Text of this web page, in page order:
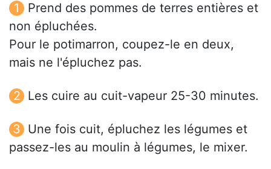
Prend des pommes de terres entières et
non épluchées.
Pour le potimarron, coupez-le en deux,
mais ne l'épluchez pas.
Les cuire au cuit-vapeur 25-30 minutes.
Une fois cuit, épluchez les légumes et
passez-les au moulin à légumes, le mixer.